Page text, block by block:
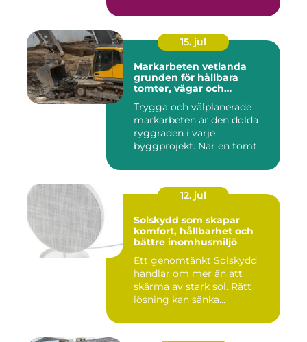
15. jul
Markarbeten vetlanda
grunden för hållbara
tomter, vägar och
Trygga och välplanerade
markarbeten är den dolda
ryggraden i varje
byggprojekt. När en tomt
12. jul
Solskydd som skapar
komfort, hållbarhet och
bättre inomhusmiljö
Ett genomtänkt Solskydd
handlar om mer än att
skärma av stark sol. Rätt
lösning kan sänka